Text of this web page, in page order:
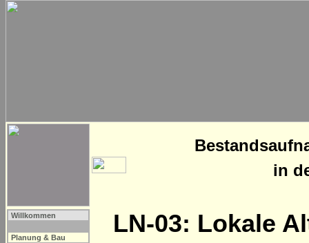
in
Willkommen
Planung & Bau LN-03: Lokale